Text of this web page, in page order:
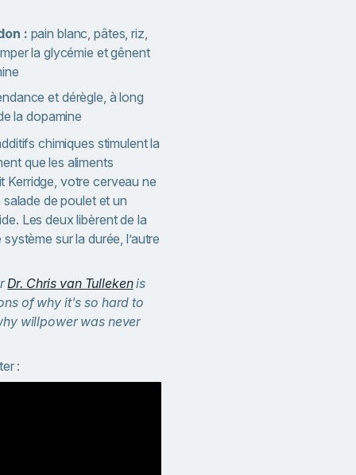
: pain blanc, pâtes, riz,
la glycémie et gênent
et dérègle, à long
la dopamine
chimiques stimulent la
que les aliments
Kerridge, votre cerveau ne
de poulet et un
Les deux libèrent de la
sur la durée, l’autre
Dr. Chris van Tullekenis
of why it's so hard to
willpower was never
: